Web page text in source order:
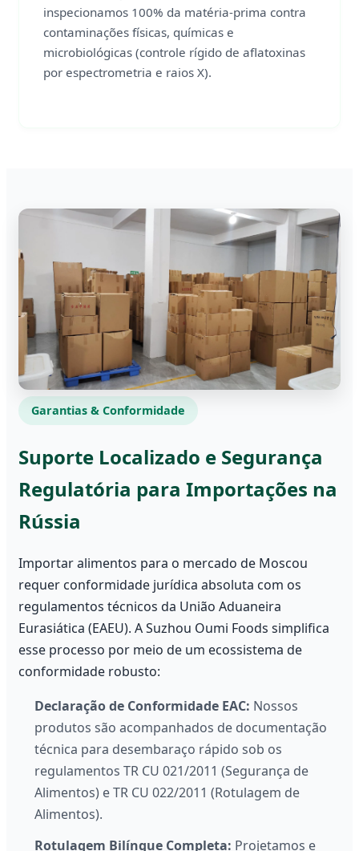
inspecionamos 100% da matéria-prima contra
contaminações físicas, químicas e
microbiológicas (controle rígido de aflatoxinas
por espectrometria e raios X).
Garantias & Conformidade
Suporte Localizado e Segurança
Regulatória para Importações na
Rússia
Importar alimentos para o mercado de Moscou
requer conformidade jurídica absoluta com os
regulamentos técnicos da União Aduaneira
Eurasiática (EAEU). A Suzhou Oumi Foods simplifica
esse processo por meio de um ecossistema de
conformidade robusto:
Declaração de Conformidade EAC: Nossos
produtos são acompanhados de documentação
técnica para desembaraço rápido sob os
regulamentos TR CU 021/2011 (Segurança de
Alimentos) e TR CU 022/2011 (Rotulagem de
Alimentos).
Rotulagem Bilíngue Completa: Projetamos e